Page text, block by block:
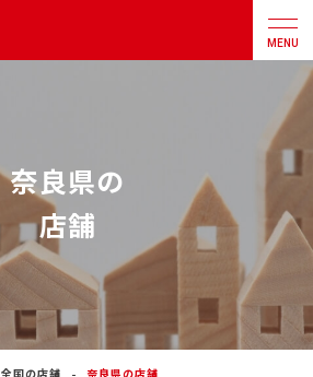
MENU
奈良県の
店舗
全国の店舗 奈良県の店舗